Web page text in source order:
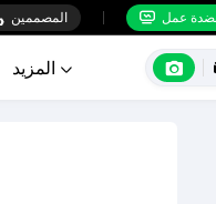
المصممين  عمل
 